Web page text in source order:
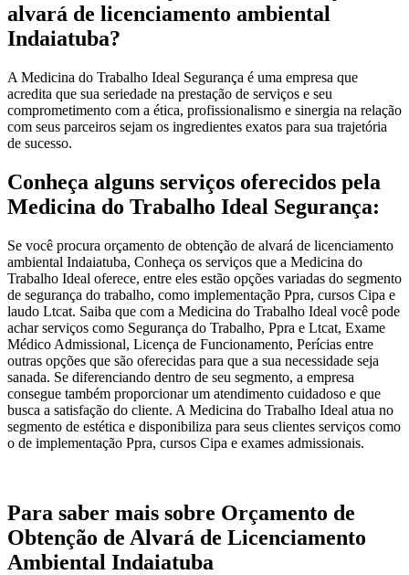
alvará de licenciamento ambiental
Indaiatuba?
A Medicina do Trabalho Ideal Segurança é uma empresa que
acredita que sua seriedade na prestação de serviços e seu
comprometimento com a ética, profissionalismo e sinergia na relação
com seus parceiros sejam os ingredientes exatos para sua trajetória
de sucesso.
Conheça alguns serviços oferecidos pela
Medicina do Trabalho Ideal Segurança:
Se você procura orçamento de obtenção de alvará de licenciamento
ambiental Indaiatuba, Conheça os serviços que a Medicina do
Trabalho Ideal oferece, entre eles estão opções variadas do segmento
de segurança do trabalho, como implementação Ppra, cursos Cipa e
laudo Ltcat. Saiba que com a Medicina do Trabalho Ideal você pode
achar serviços como Segurança do Trabalho, Ppra e Ltcat, Exame
Médico Admissional, Licença de Funcionamento, Perícias entre
outras opções que são oferecidas para que a sua necessidade seja
sanada. Se diferenciando dentro de seu segmento, a empresa
consegue também proporcionar um atendimento cuidadoso e que
busca a satisfação do cliente. A Medicina do Trabalho Ideal atua no
segmento de estética e disponibiliza para seus clientes serviços como
o de implementação Ppra, cursos Cipa e exames admissionais.
Para saber mais sobre Orçamento de
Obtenção de Alvará de Licenciamento
Ambiental Indaiatuba